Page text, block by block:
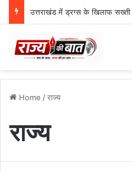
Home /राज्य
राज्य